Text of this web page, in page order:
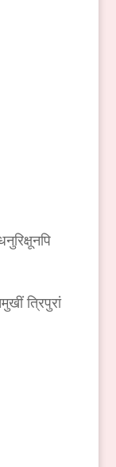
त्रिपुरां